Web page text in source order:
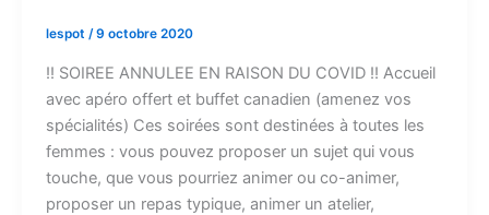
lespot /9 octobre 2020
!! SOIREE ANNULEE EN RAISON DU COVID !! Accueil
avec apéro offert et buffet canadien (amenez vos
spécialités) Ces soirées sont destinées à toutes les
femmes : vous pouvez proposer un sujet qui vous
touche, que vous pourriez animer ou co-animer,
proposer un repas typique, animer un atelier,